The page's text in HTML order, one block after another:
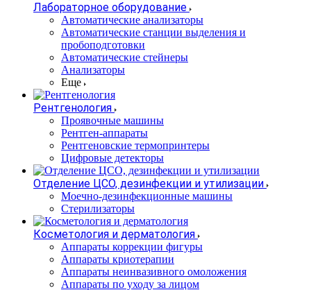
Лабораторное оборудование
Автоматические анализаторы
Автоматические станции выделения и
пробоподготовки
Автоматические стейнеры
Анализаторы
Еще
Рентгенология
Проявочные машины
Рентген-аппараты
Рентгеновские термопринтеры
Цифровые детекторы
Отделение ЦСО, дезинфекции и утилизации
Моечно-дезинфекционные машины
Стерилизаторы
Косметология и дерматология
Аппараты коррекции фигуры
Аппараты криотерапии
Аппараты неинвазивного омоложения
Аппараты по уходу за лицом